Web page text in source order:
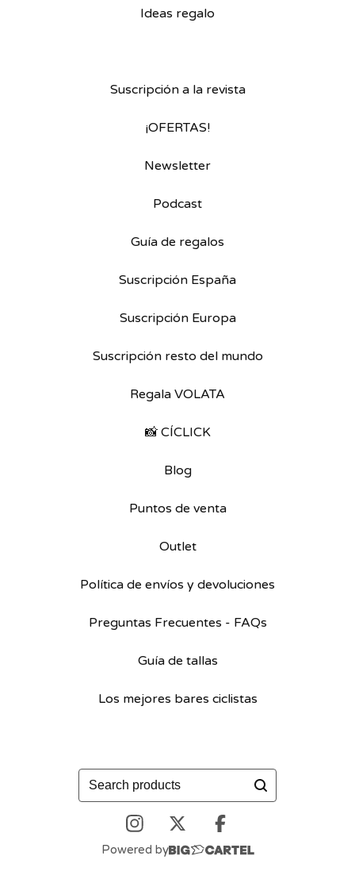
Ideas regalo
Suscripción a la revista
¡OFERTAS!
Newsletter
Podcast
Guía de regalos
Suscripción España
Suscripción Europa
Suscripción resto del mundo
Regala VOLATA
📸 CÍCLICK
Blog
Puntos de venta
Outlet
Política de envíos y devoluciones
Preguntas Frecuentes - FAQs
Guía de tallas
Los mejores bares ciclistas
Buscar
productos
Powered by